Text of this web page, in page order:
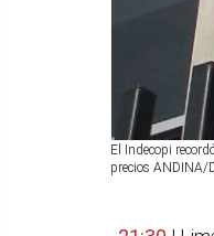
El Indecopi
precios ANDINA/